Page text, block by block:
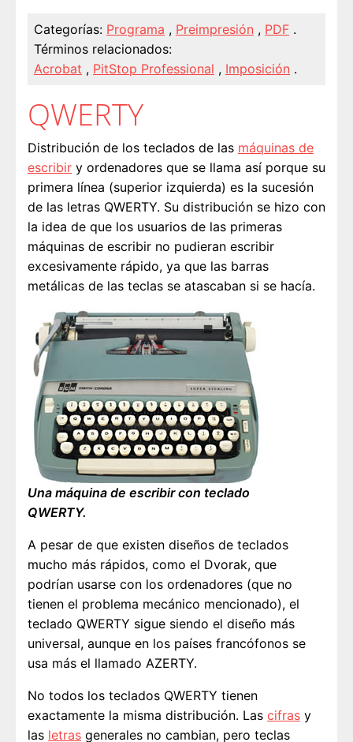
Categorías: Programa , Preimpresión , PDF .
Términos relacionados:
Acrobat , PitStop Professional , Imposición .
QWERTY
Distribución de los teclados de las máquinas de
escribir y ordenadores que se llama así porque su
primera línea (superior izquierda) es la sucesión
de las letras QWERTY. Su distribución se hizo con
la idea de que los usuarios de las primeras
máquinas de escribir no pudieran escribir
excesivamente rápido, ya que las barras
metálicas de las teclas se atascaban si se hacía.
Una máquina de escribir con teclado
QWERTY.
A pesar de que existen diseños de teclados
mucho más rápidos, como el Dvorak, que
podrían usarse con los ordenadores (que no
tienen el problema mecánico mencionado), el
teclado QWERTY sigue siendo el diseño más
universal, aunque en los países francófonos se
usa más el llamado AZERTY.
No todos los teclados QWERTY tienen
exactamente la misma distribución. Las cifras y
las letras generales no cambian, pero teclas